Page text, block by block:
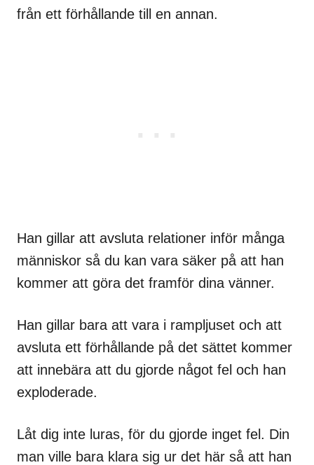
från ett förhållande till en annan.
Han gillar att avsluta relationer inför många
människor så du kan vara säker på att han
kommer att göra det framför dina vänner.
Han gillar bara att vara i rampljuset och att
avsluta ett förhållande på det sättet kommer
att innebära att du gjorde något fel och han
exploderade.
Låt dig inte luras, för du gjorde inget fel. Din
man ville bara klara sig ur det här så att han